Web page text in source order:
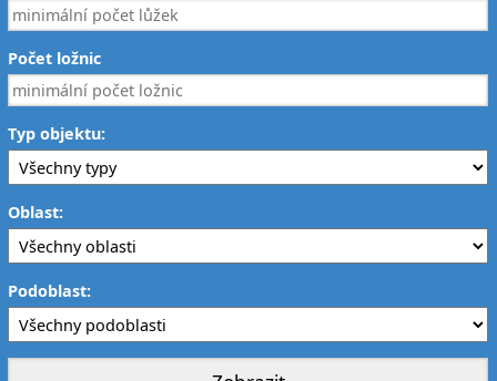
Počet ložnic
Typ objektu:
Oblast:
Podoblast: